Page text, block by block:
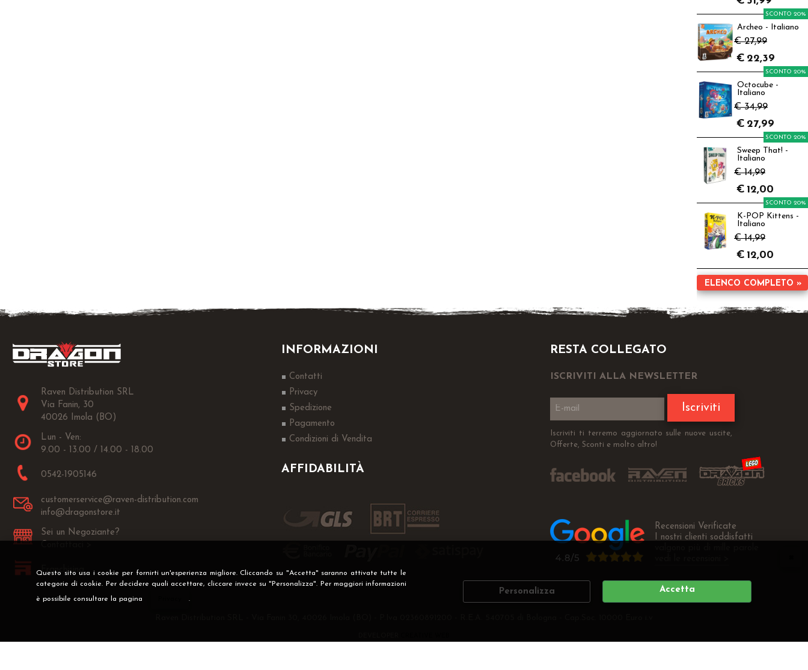
Questo sito usa i cookie per fornirti un'esperienza migliore. Cliccando su "Accetta" saranno attivate tutte le
categorie di cookie. Per decidere quali accettare, cliccare invece su "Personalizza". Per maggiori informazioni
è possibile consultare la pagina .
Personalizza Accetta
Archeo - Italiano
€ 27,99
SCONTO 20%
€ 22,39
Octocube -
Italiano
€ 34,99
SCONTO 20%
€ 27,99
Sweep That! -
Italiano
€ 14,99
SCONTO 20%
€ 12,00
K-POP Kittens -
Italiano
€ 14,99
SCONTO 20%
€ 12,00
ELENCO COMPLETO »
Raven Distribution SRL
Via Fanin, 30
40026 Imola (BO)
Lun - Ven:
9.00 - 13.00 / 14.00 - 18.00
0542-1905146
customerservice@raven-distribution.com
info@dragonstore.it
Sei un Negoziante?
Franchising
INFORMAZIONI
Contatti
Privacy
Spedizione
Pagamento
Condizioni di Vendita
AFFIDABILITÀ
RESTA COLLEGATO
ISCRIVITI ALLA NEWSLETTER
Iscriviti
Iscriviti ti terremo aggiornato sulle nuove uscite,
Offerte, Sconti e molto altro!
Recensioni Verificate
I nostri clienti soddisfatti